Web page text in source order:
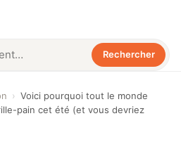
Rechercher
› Voici pourquoi tout le monde
pain cet été (et vous devriez